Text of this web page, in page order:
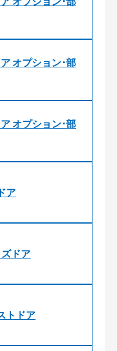
オプション･部
オプション･部
ア
ドア
トドア